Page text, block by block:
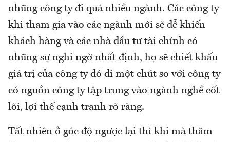
những công ty đi quá nhiều ngành. Các công ty
khi tham gia vào các ngành mới sẽ dễ khiến
khách hàng và các nhà đầu tư tài chính có
những sự nghi ngờ nhất định, họ sẽ chiết khấu
giá trị của công ty đó đi một chút so với công ty
có nguồn công ty tập trung vào ngành nghề cốt
lõi, lợi thế cạnh tranh rõ ràng.
Tất nhiên ở góc độ ngược lại thì khi mà thăm